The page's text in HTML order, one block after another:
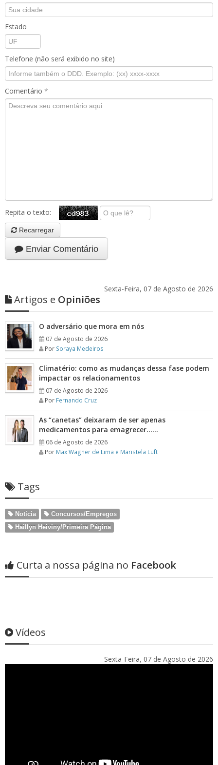
Estado
Telefone (não será exibido no site)
Comentário *
Repita o texto:
Recarregar
Enviar Comentário
Sexta-Feira, 07 de Agosto de 2026
Artigos e Opiniões
O adversário que mora em nós
07 de Agosto de 2026
Por Soraya Medeiros
Climatério: como as mudanças dessa fase podem
impactar os relacionamentos
07 de Agosto de 2026
Por Fernando Cruz
As “canetas” deixaram de ser apenas
medicamentos para emagrecer……
06 de Agosto de 2026
Por Max Wagner de Lima e Maristela Luft
Tags
Notícia
Concursos/Empregos
Haillyn Heiviny/Primeira Página
Curta a nossa página no Facebook
Vídeos
Sexta-Feira, 07 de Agosto de 2026